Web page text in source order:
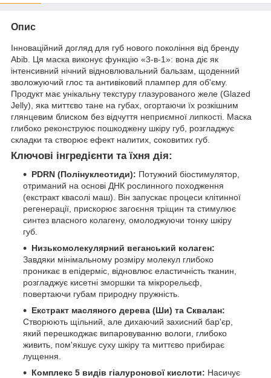
Опис
Інноваційний догляд для губ нового покоління від бренду
Abib. Ця маска виконує функцію «3-в-1»: вона діє як
інтенсивний нічний відновлювальний бальзам, щоденний
зволожуючий глос та антивіковий плампер для об'єму.
Продукт має унікальну текстуру глазурованого желе (Glazed
Jelly), яка миттєво тане на губах, огортаючи їх розкішним
глянцевим блиском без відчуття неприємної липкості. Маска
глибоко реконструює пошкоджену шкіру губ, розгладжує
складки та створює ефект налитих, соковитих губ.
Ключові інгредієнти та їхня дія:
PDRN (Полінуклеотиди): Потужний біостимулятор,
отриманий на основі ДНК рослинного походження
(екстракт квасолі маш). Він запускає процеси клітинної
регенерації, прискорює загоєння тріщин та стимулює
синтез власного колагену, омолоджуючи тонку шкіру
губ.
Низькомолекулярний веганський колаген:
Завдяки мінімальному розміру молекул глибоко
проникає в епідерміс, відновлює еластичність тканин,
розгладжує кисетні зморшки та мікрорельєф,
повертаючи губам природну пружність.
Екстракт масляного дерева (Ши) та Сквалан:
Створюють щільний, але дихаючий захисний бар'єр,
який перешкоджає випаровуванню вологи, глибоко
живить, пом'якшує суху шкіру та миттєво прибирає
лущення.
Комплекс 5 видів гіалуронової кислоти: Насичує